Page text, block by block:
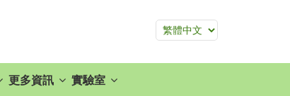
更多資訊 實驗室